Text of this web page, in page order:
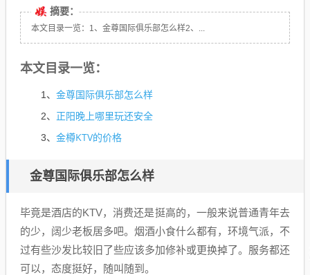
摘要：
本文目录一览：1、金尊国际俱乐部怎么样2、...
本文目录一览：
1、 金尊国际俱乐部怎么样
2、 正阳晚上哪里玩还安全
3、 金樽KTV的价格
金尊国际俱乐部怎么样
毕竟是酒店的KTV，消费还是挺高的，一般来说普通青年去
的少，阔少老板居多吧。烟酒小食什么都有，环境气派，不
过有些沙发比较旧了些应该多加修补或更换掉了。服务都还
可以，态度挺好，随叫随到。